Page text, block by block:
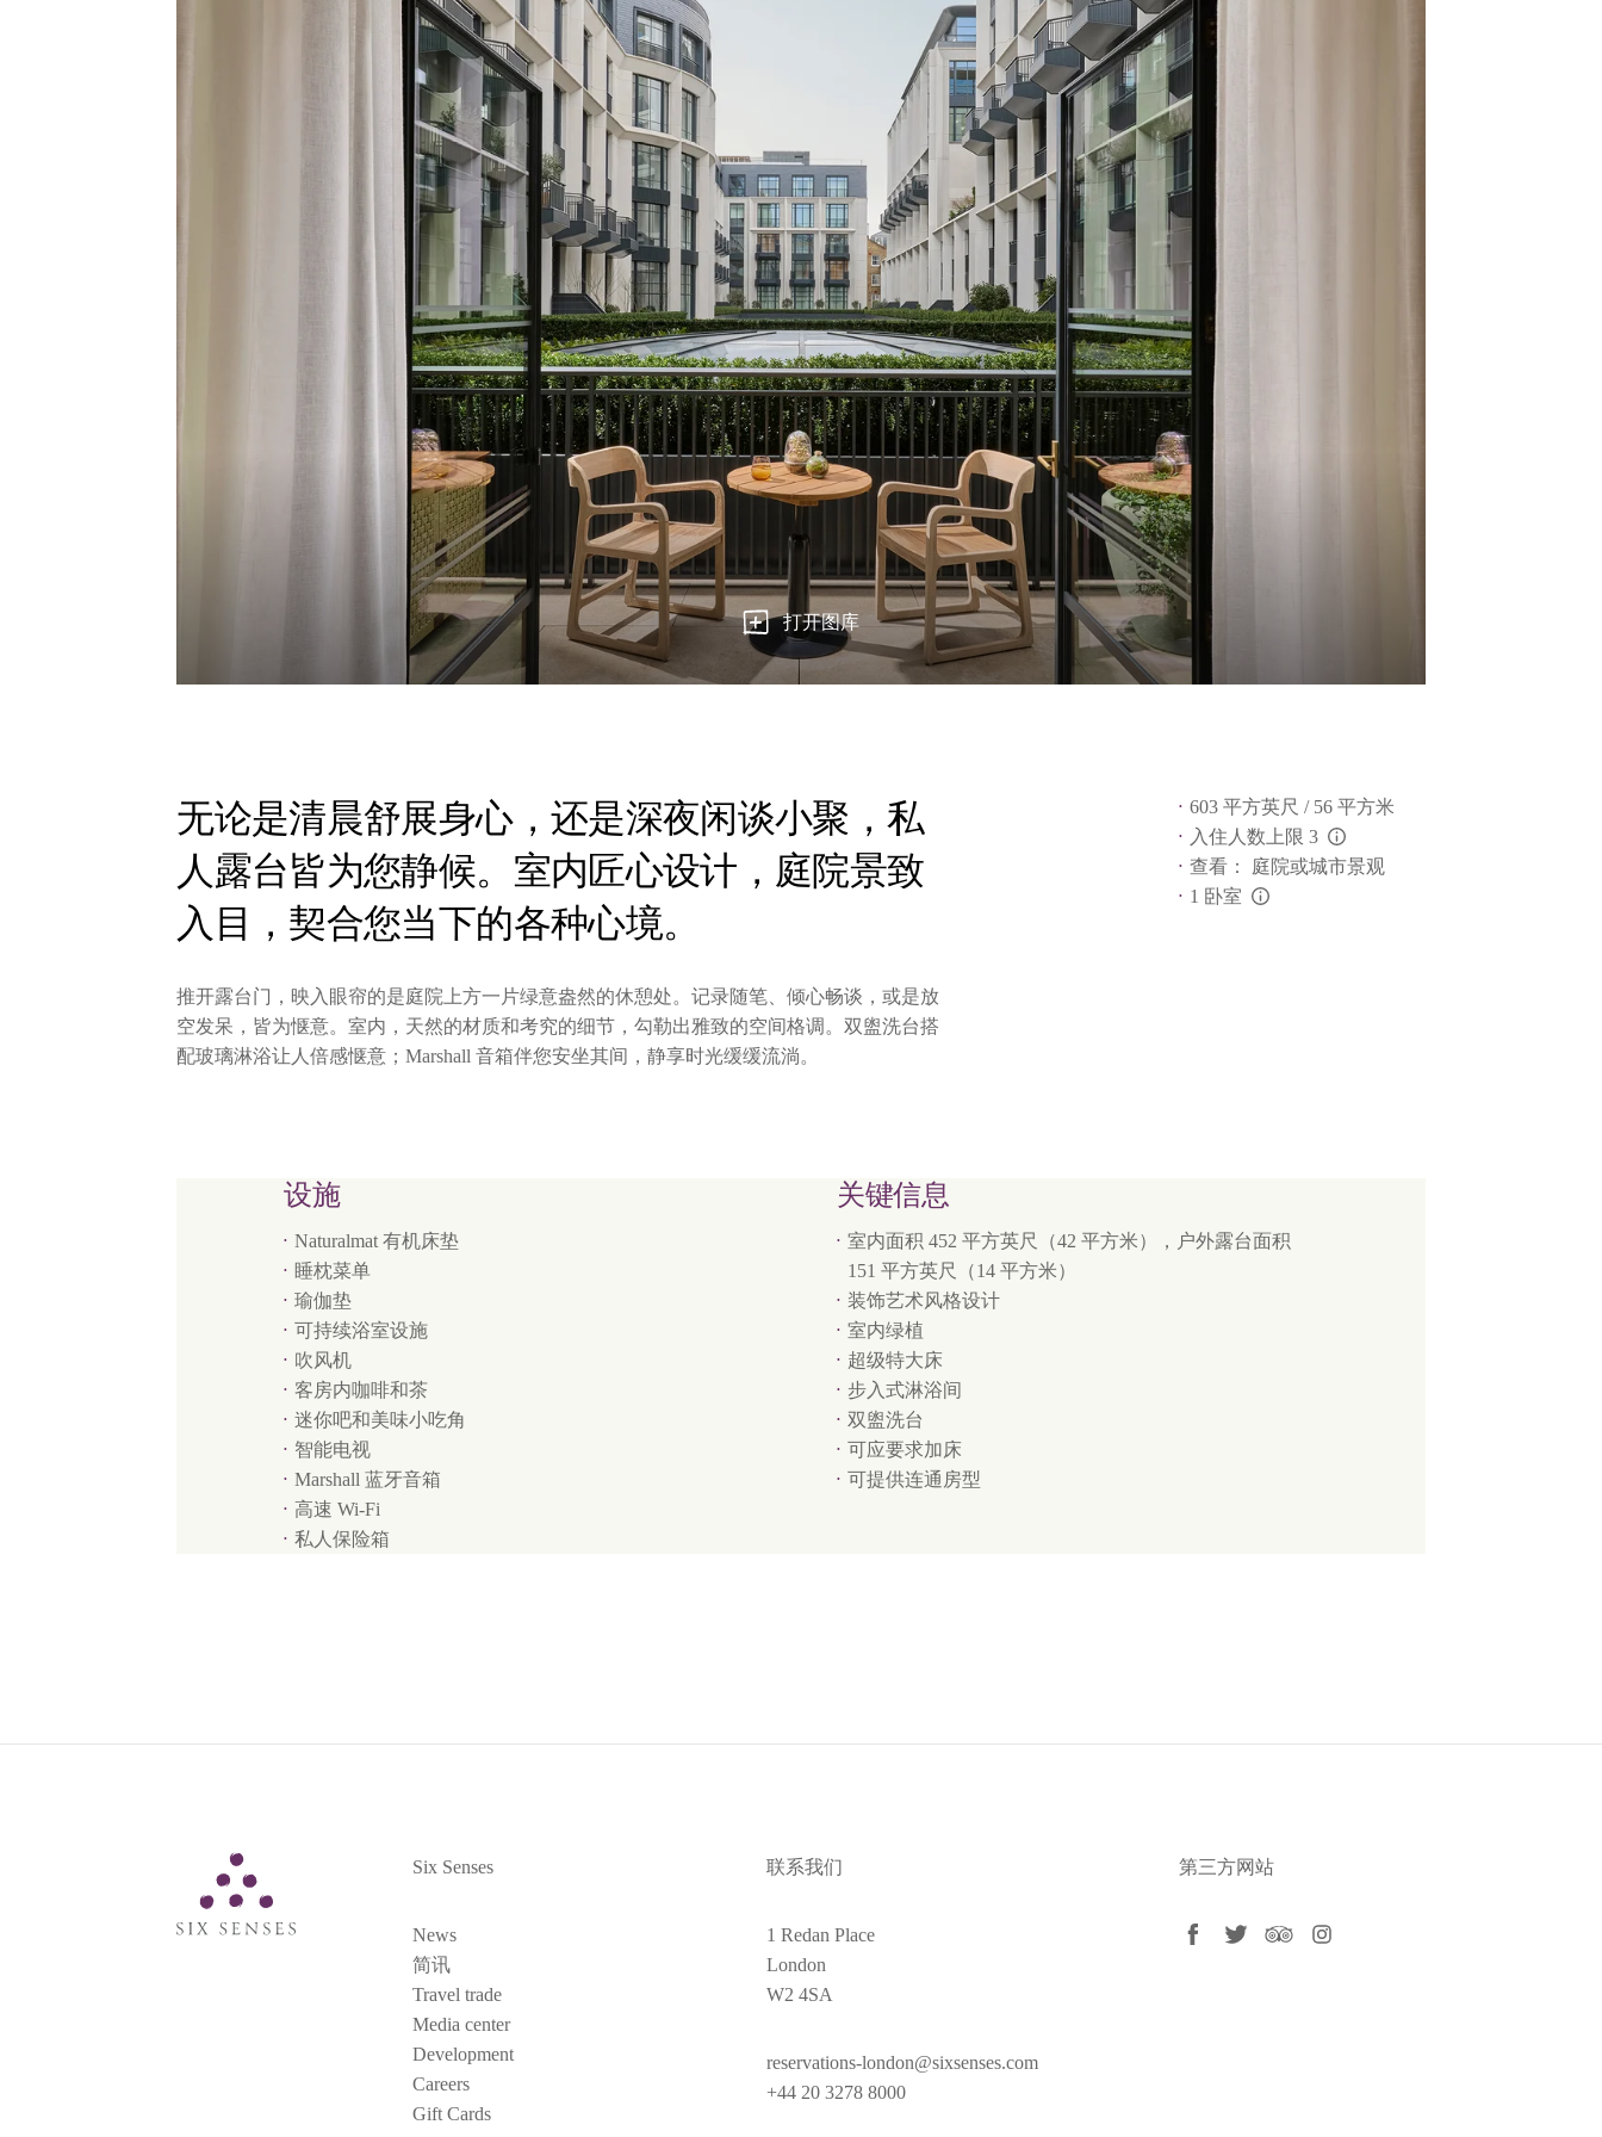
打开图库
无论是清晨舒展身心，还是深夜闲谈小聚，私
人露台皆为您静候。室内匠心设计，庭院景致
入目，契合您当下的各种心境。
推开露台门，映入眼帘的是庭院上方一片绿意盎然的休憩处。记录随笔、倾心畅谈，或是放
空发呆，皆为惬意。室内，天然的材质和考究的细节，勾勒出雅致的空间格调。双盥洗台搭
配玻璃淋浴让人倍感惬意；Marshall 音箱伴您安坐其间，静享时光缓缓流淌。
603 平方英尺 / 56 平方米
入住人数上限 3
L:Generic.Info
查看： 庭院或城市景观
1 卧室
L:Generic.Info
设施
Naturalmat 有机床垫
睡枕菜单
瑜伽垫
可持续浴室设施
吹风机
客房内咖啡和茶
迷你吧和美味小吃角
智能电视
Marshall 蓝牙音箱
高速 Wi-Fi
私人保险箱
关键信息
室内面积 452 平方英尺（42 平方米），户外露台面积
151 平方英尺（14 平方米）
装饰艺术风格设计
室内绿植
超级特大床
步入式淋浴间
双盥洗台
可应要求加床
可提供连通房型
Six Senses
News
简讯
Travel trade
Media center
Development
Careers
Gift Cards
联系我们
1 Redan Place
London
W2 4SA
reservations-london@sixsenses.com
+44 20 3278 8000
第三方网站
facebooktwittertripadvisor